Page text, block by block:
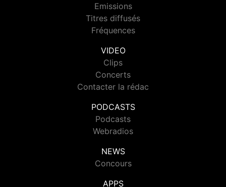
Emissions
Titres diffusés
Fréquences
VIDEO
Clips
Concerts
Contacter la rédac
PODCASTS
Podcasts
Webradios
NEWS
Concours
APPS